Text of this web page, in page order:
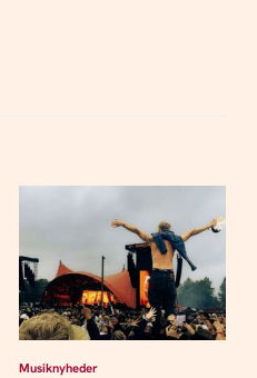
Musiknyheder